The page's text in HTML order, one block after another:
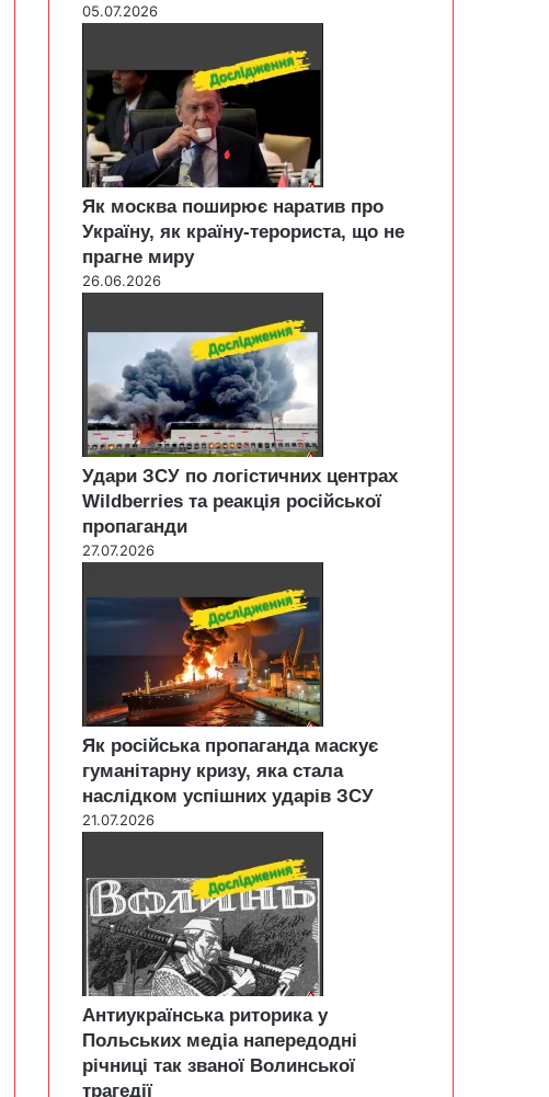
05.07.2026
Як москва поширює наратив про
Україну, як країну-терориста, що не
прагне миру
26.06.2026
Удари ЗСУ по логістичних центрах
Wildberries та реакція російської
пропаганди
27.07.2026
Як російська пропаганда маскує
гуманітарну кризу, яка стала
наслідком успішних ударів ЗСУ
21.07.2026
Антиукраїнська риторика у
Польських медіа напередодні
річниці так званої Волинської
трагедії